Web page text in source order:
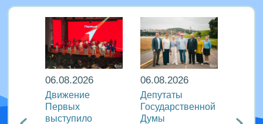
в
06.08.2026
Движение
Первых
выступило
06.08.2026
Депутаты
Государственной
Думы